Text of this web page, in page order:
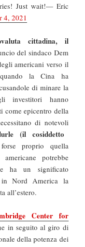
Just wait!— Eric
4, 2021
cittadina, il
del sindaco Dem
americani verso il
la Cina ha
di minare la
investitori hanno
come epicentro della
di notevoli
(il cosiddetto
proprio quella
potrebbe
ha un significato
in Nord America la
all’estero.
Center for
in seguito al giro di
della potenza dei